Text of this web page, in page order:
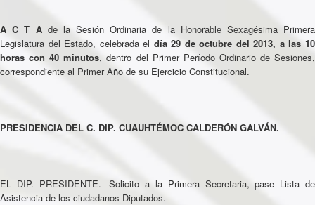
A C T Ade la Sesión Ordinaria de la Honorable Sexagésima Primera
Legislatura del Estado, celebrada el día 29 de octubre del 2013, a las 10
horas con 40 minutos, dentro del Primer Período Ordinario de Sesiones,
correspondiente al Primer Año de su Ejercicio Constitucional.
PRESIDENCIA DEL C. DIP. CUAUHTÉMOC CALDERÓN GALVÁN.
EL DIP. PRESIDENTE.- Solicito a la Primera Secretaria, pase Lista de
Asistencia de los ciudadanos Diputados.